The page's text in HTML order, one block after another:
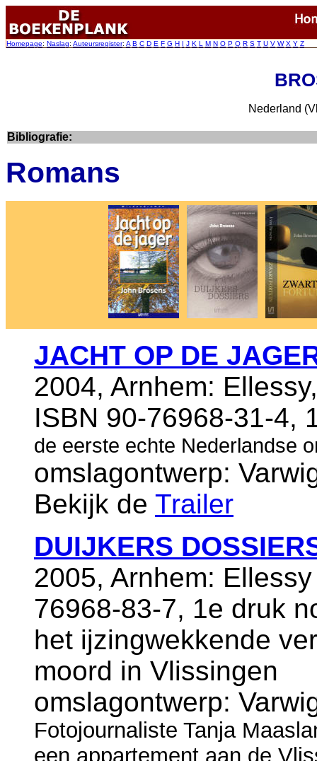
Homepage: Naslag: Auteursregister: A B C D E F G H I J K L M N O P Q R S T U V W X Y Z
Nederland
Bibliografie:
Romans
JACHT OP DE
2004, Arnhem:
ISBN 90-76968-31-4,
de eerste echte Nederlandse
omslagontwerp:
Bekijk de Trailer
DUIJKERS
2005, Arnhem:
76968-83-7, 1e druk
het ijzingwekkende
moord in Vlissingen
omslagontwerp:
Fotojournaliste Tanja
een appartement aan de